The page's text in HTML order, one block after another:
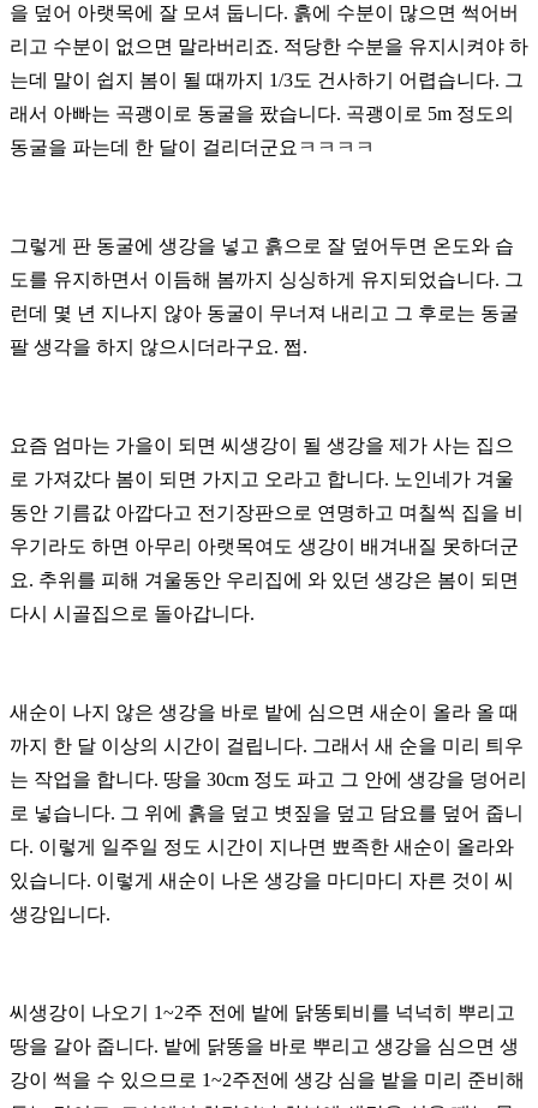
을 덮어 아랫목에 잘 모셔 둡니다. 흙에 수분이 많으면 썩어버
리고 수분이 없으면 말라버리죠. 적당한 수분을 유지시켜야 하
는데 말이 쉽지 봄이 될 때까지 1/3도 건사하기 어렵습니다. 그
래서 아빠는 곡괭이로 동굴을 팠습니다. 곡괭이로 5m 정도의
동굴을 파는데 한 달이 걸리더군요ㅋㅋㅋㅋ
그렇게 판 동굴에 생강을 넣고 흙으로 잘 덮어두면 온도와 습
도를 유지하면서 이듬해 봄까지 싱싱하게 유지되었습니다. 그
런데 몇 년 지나지 않아 동굴이 무너져 내리고 그 후로는 동굴
팔 생각을 하지 않으시더라구요. 쩝.
요즘 엄마는 가을이 되면 씨생강이 될 생강을 제가 사는 집으
로 가져갔다 봄이 되면 가지고 오라고 합니다. 노인네가 겨울
동안 기름값 아깝다고 전기장판으로 연명하고 며칠씩 집을 비
우기라도 하면 아무리 아랫목여도 생강이 배겨내질 못하더군
요. 추위를 피해 겨울동안 우리집에 와 있던 생강은 봄이 되면
다시 시골집으로 돌아갑니다.
새순이 나지 않은 생강을 바로 밭에 심으면 새순이 올라 올 때
까지 한 달 이상의 시간이 걸립니다. 그래서 새 순을 미리 틔우
는 작업을 합니다. 땅을 30cm 정도 파고 그 안에 생강을 덩어리
로 넣습니다. 그 위에 흙을 덮고 볏짚을 덮고 담요를 덮어 줍니
다. 이렇게 일주일 정도 시간이 지나면 뾰족한 새순이 올라와
있습니다. 이렇게 새순이 나온 생강을 마디마디 자른 것이 씨
생강입니다.
씨생강이 나오기 1~2주 전에 밭에 닭똥퇴비를 넉넉히 뿌리고
땅을 갈아 줍니다. 밭에 닭똥을 바로 뿌리고 생강을 심으면 생
강이 썩을 수 있으므로 1~2주전에 생강 심을 밭을 미리 준비해